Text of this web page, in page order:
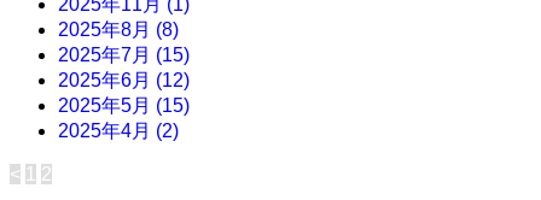
2025年11月 (1)
2025年8月 (8)
2025年7月 (15)
2025年6月 (12)
2025年5月 (15)
2025年4月 (2)
投
< 1
2